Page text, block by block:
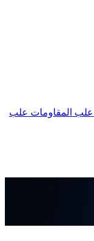
علب المقاومات علب